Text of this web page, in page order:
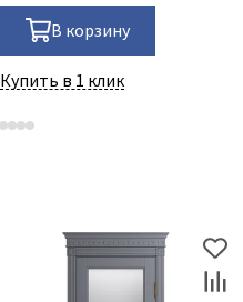
В корзину
Купить в 1 клик